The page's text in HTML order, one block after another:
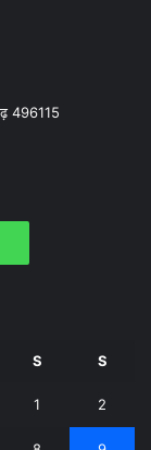
496115
S S
1 2